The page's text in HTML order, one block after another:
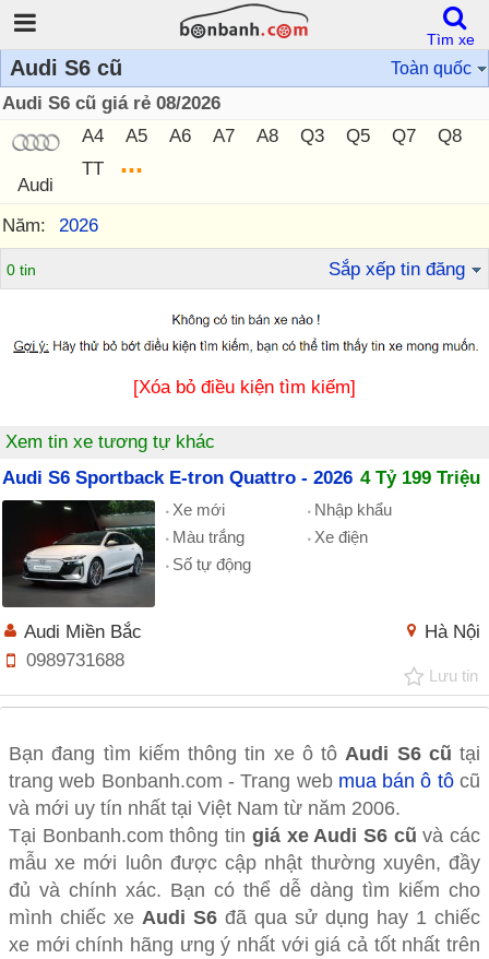
Audi S6 cũ Toàn quốc
Audi S6 cũ giá rẻ 08/2026
Audi
A4 A5 A6 A7 A8 Q3 Q5 Q7
Q8
TT
...
Năm: 2026
0 tin Sắp xếp tin đăng
[Xóa bỏ điều kiện tìm kiếm]
Xem tin xe tương tự khác
Audi S6 Sportback E-tron Quattro - 2026 4 Tỷ 199 Triệu
Xe mới
Nhập khẩu
Màu trắng
Xe điện
Số tự động
Hà Nội
Audi Miền Bắc
0989731688
Lưu tin
Bạn đang tìm kiếm thông tin xe ô tôAudi S6 cũ tại
trang web Bonbanh.com - Trang web mua bán ô tôcũ
và mới uy tín nhất tại Việt Nam từ năm 2006.
Tại Bonbanh.com thông tin giá xe Audi S6 cũ và các
mẫu xe mới luôn được cập nhật thường xuyên, đầy
đủ và chính xác. Bạn có thể dễ dàng tìm kiếm cho
mình chiếc xe Audi S6 đã qua sử dụng hay 1 chiếc
xe mới chính hãng ưng ý nhất với giá cả tốt nhất trên
Tìm xe